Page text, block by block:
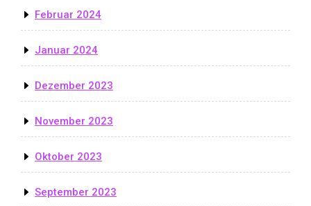
Februar 2024
Januar 2024
Dezember 2023
November 2023
Oktober 2023
September 2023